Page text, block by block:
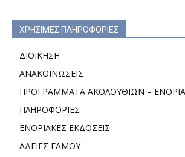
ΧΡΗΣΙΜΕΣ ΠΛΗΡΟΦΟΡΙΕΣ
ΔΙΟΙΚΗΣΗ
ΑΝΑΚΟΙΝΩΣΕΙΣ
ΠΡΟΓΡΑΜΜΑΤΑ ΑΚΟΛΟΥΘΙΩΝ –
ΠΛΗΡΟΦΟΡΙΕΣ
ΕΝΟΡΙΑΚΕΣ ΕΚΔΟΣΕΙΣ
ΑΔΕΙΕΣ ΓΑΜΟΥ